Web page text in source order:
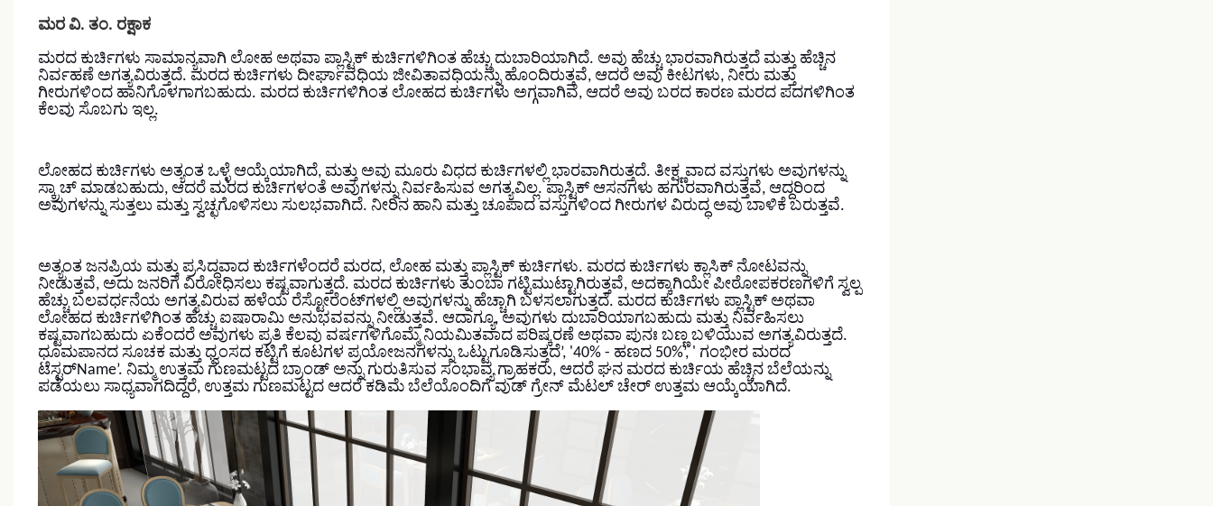
ಮರ ವಿ. ತಂ. ರಕ್ಷಾಕ
ಮರದ ಕುರ್ಚಿಗಳು ಸಾಮಾನ್ಯವಾಗಿ ಲೋಹ ಅಥವಾ ಪ್ಲಾಸ್ಟಿಕ್ ಕುರ್ಚಿಗಳಿಗಿಂತ ಹೆಚ್ಚು ದುಬಾರಿಯಾಗಿದೆ. ಅವು ಹೆಚ್ಚು ಭಾರವಾಗಿರುತ್ತದೆ ಮತ್ತು ಹೆಚ್ಚಿನ
ನಿರ್ವಹಣೆ ಅಗತ್ಯವಿರುತ್ತದೆ. ಮರದ ಕುರ್ಚಿಗಳು ದೀರ್ಘಾವಧಿಯ ಜೀವಿತಾವಧಿಯನ್ನು ಹೊಂದಿರುತ್ತವೆ, ಆದರೆ ಅವು ಕೀಟಗಳು, ನೀರು ಮತ್ತು
ಗೀರುಗಳಿಂದ ಹಾನಿಗೊಳಗಾಗಬಹುದು. ಮರದ ಕುರ್ಚಿಗಳಿಗಿಂತ ಲೋಹದ ಕುರ್ಚಿಗಳು ಅಗ್ಗವಾಗಿವೆ, ಆದರೆ ಅವು ಬರದ ಕಾರಣ ಮರದ ಪದಗಳಿಗಿಂತ
ಕೆಲವು ಸೊಬಗು ಇಲ್ಲ.
ಲೋಹದ ಕುರ್ಚಿಗಳು ಅತ್ಯಂತ ಒಳ್ಳೆ ಆಯ್ಕೆಯಾಗಿದೆ, ಮತ್ತು ಅವು ಮೂರು ವಿಧದ ಕುರ್ಚಿಗಳಲ್ಲಿ ಭಾರವಾಗಿರುತ್ತದೆ. ತೀಕ್ಷ್ಣವಾದ ವಸ್ತುಗಳು ಅವುಗಳನ್ನು
ಸ್ಕ್ರಾಚ್ ಮಾಡಬಹುದು, ಆದರೆ ಮರದ ಕುರ್ಚಿಗಳಂತೆ ಅವುಗಳನ್ನು ನಿರ್ವಹಿಸುವ ಅಗತ್ಯವಿಲ್ಲ. ಪ್ಲಾಸ್ಟಿಕ್ ಆಸನಗಳು ಹಗುರವಾಗಿರುತ್ತವೆ, ಆದ್ದರಿಂದ
ಅವುಗಳನ್ನು ಸುತ್ತಲು ಮತ್ತು ಸ್ವಚ್ಛಗೊಳಿಸಲು ಸುಲಭವಾಗಿದೆ. ನೀರಿನ ಹಾನಿ ಮತ್ತು ಚೂಪಾದ ವಸ್ತುಗಳಿಂದ ಗೀರುಗಳ ವಿರುದ್ಧ ಅವು ಬಾಳಿಕೆ ಬರುತ್ತವೆ.
ಅತ್ಯಂತ ಜನಪ್ರಿಯ ಮತ್ತು ಪ್ರಸಿದ್ಧವಾದ ಕುರ್ಚಿಗಳೆಂದರೆ ಮರದ, ಲೋಹ ಮತ್ತು ಪ್ಲಾಸ್ಟಿಕ್ ಕುರ್ಚಿಗಳು. ಮರದ ಕುರ್ಚಿಗಳು ಕ್ಲಾಸಿಕ್ ನೋಟವನ್ನು
ನೀಡುತ್ತವೆ, ಅದು ಜನರಿಗೆ ವಿರೋಧಿಸಲು ಕಷ್ಟವಾಗುತ್ತದೆ. ಮರದ ಕುರ್ಚಿಗಳು ತುಂಬಾ ಗಟ್ಟಿಮುಟ್ಟಾಗಿರುತ್ತವೆ, ಅದಕ್ಕಾಗಿಯೇ ಪೀಠೋಪಕರಣಗಳಿಗೆ ಸ್ವಲ್ಪ
ಹೆಚ್ಚು ಬಲವರ್ಧನೆಯ ಅಗತ್ಯವಿರುವ ಹಳೆಯ ರೆಸ್ಟೋರೆಂಟ್‌ಗಳಲ್ಲಿ ಅವುಗಳನ್ನು ಹೆಚ್ಚಾಗಿ ಬಳಸಲಾಗುತ್ತದೆ. ಮರದ ಕುರ್ಚಿಗಳು ಪ್ಲಾಸ್ಟಿಕ್ ಅಥವಾ
ಲೋಹದ ಕುರ್ಚಿಗಳಿಗಿಂತ ಹೆಚ್ಚು ಐಷಾರಾಮಿ ಅನುಭವವನ್ನು ನೀಡುತ್ತವೆ. ಆದಾಗ್ಯೂ, ಅವುಗಳು ದುಬಾರಿಯಾಗಬಹುದು ಮತ್ತು ನಿರ್ವಹಿಸಲು
ಕಷ್ಟವಾಗಬಹುದು ಏಕೆಂದರೆ ಅವುಗಳು ಪ್ರತಿ ಕೆಲವು ವರ್ಷಗಳಿಗೊಮ್ಮೆ ನಿಯಮಿತವಾದ ಪರಿಷ್ಕರಣೆ ಅಥವಾ ಪುನಃ ಬಣ್ಣ ಬಳಿಯುವ ಅಗತ್ಯವಿರುತ್ತದೆ.
ಧೂಮಪಾನದ ಸೂಚಕ ಮತ್ತು ಧ್ವಂಸದ ಕಟ್ಟಿಗೆ ಕೂಟಗಳ ಪ್ರಯೋಜನಗಳನ್ನು ಒಟ್ಟುಗೂಡಿಸುತ್ತದೆ’, '40% - ಹಣದ 50%’, ' ಗಂಭೀರ ಮರದ
ಟೆಸ್ಟರ್Name’. ನಿಮ್ಮ ಉತ್ತಮ ಗುಣಮಟ್ಟದ ಬ್ರಾಂಡ್ ಅನ್ನು ಗುರುತಿಸುವ ಸಂಭಾವ್ಯ ಗ್ರಾಹಕರು, ಆದರೆ ಘನ ಮರದ ಕುರ್ಚಿಯ ಹೆಚ್ಚಿನ ಬೆಲೆಯನ್ನು
ಪಡೆಯಲು ಸಾಧ್ಯವಾಗದಿದ್ದರೆ, ಉತ್ತಮ ಗುಣಮಟ್ಟದ ಆದರೆ ಕಡಿಮೆ ಬೆಲೆಯೊಂದಿಗೆ ವುಡ್ ಗ್ರೇನ್ ಮೆಟಲ್ ಚೇರ್ ಉತ್ತಮ ಆಯ್ಕೆಯಾಗಿದೆ.